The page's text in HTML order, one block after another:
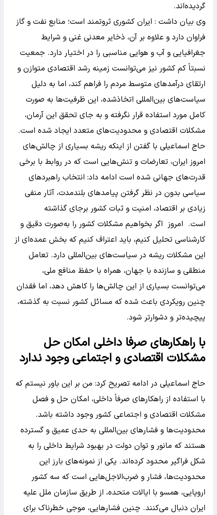
گردیده‌اند.
وی بیان داشت : ایران کشوری ثروتمند است؛ منابع نفت و گاز
فراوان دارد و علاوه بر آن، ذخایر معدنی غنی و شرایط
جغرافیایی و آب و هوایی مناسبی را در اختیار دارد. جمعیت
نسبتاً کم کشور نیز می‌توانست زمینه رشد اقتصادی متوازن و
ارتقای درآمدهای متوسط مردم را فراهم کند، اما به دلیل
سیاست‌های بین‌المللی اتخاذشده، این ظرفیت‌ها به صورت
کامل مورد استفاده قرار نگرفته و به جای تحقق این آرمان،
مشکلات اقتصادی و محدودیت‌های متعدد ایجاد شده است.
حاج اسماعیلی با گفتن از اینکه ریشه بسیاری از چالش‌های
امروز ایران، تعارضات و تنش‌هایی است که در روابط با برخی
قدرت‌های جهانی شده است ادامه داد: انتخاب راهبردهای
سیاسی بدون در نظر گرفتن پیامدهای بلندمدت، آثار منفی
زیادی بر اقتصاد، امنیت و ثبات کشور برجای گذاشته
است. امروز اگر بخواهیم مشکلات کشور را به‌صورت دقیق و
کارشناسی تحلیل کنیم، باید اعتراف کنیم که بخش عمده‌ای از
این مشکلات ریشه در سیاست‌های بین‌المللی دارد. تعامل
منطقی و سازنده با جهان، همراه با حفظ منافع ملی،
می‌توانست بسیاری از این چالش‌ها را کاهش دهد، اما فقدان
چنین رویکردی باعث شده که مسائل کشور نسبت به گذشته،
پیچیده‌تر و دشوارتر شود.
با راهکارهای صرفا داخلی امکان حل
مشکلات اقتصادی و اجتماعی وجود ندارد
حاج اسماعیلی در ادامه تصریح کرد: من بر این باور نیستم که
با استفاده از راهکارهای صرفاً داخلی، امکان حل و فصل
مشکلات اقتصادی و اجتماعی کشور وجود داشته باشد.
محدودیت‌ها و فشارهای بین‌المللی به حدی عمیق و گسترده
هستند که مانور و توان دولت در بهبود شرایط داخلی را به
شکل فراگیر محدود کرده‌اند. یکی از نمونه‌های بارز این
محدودیت‌ها، فشار و ضرب‌الاجل‌هایی است که سه کشور
اروپایی، همسو با ایالات متحده، از طریق سازمان ملل علیه
ایران دنبال می‌کنند. چنین فشارهایی، موجی خطرناک برای